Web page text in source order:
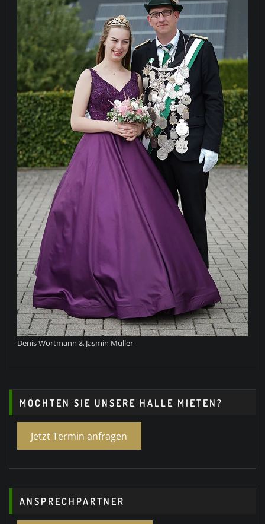
Denis Wortmann & Jasmin Müller
MÖCHTEN SIE UNSERE HALLE MIETEN?
Jetzt Termin anfragen
ANSPRECHPARTNER